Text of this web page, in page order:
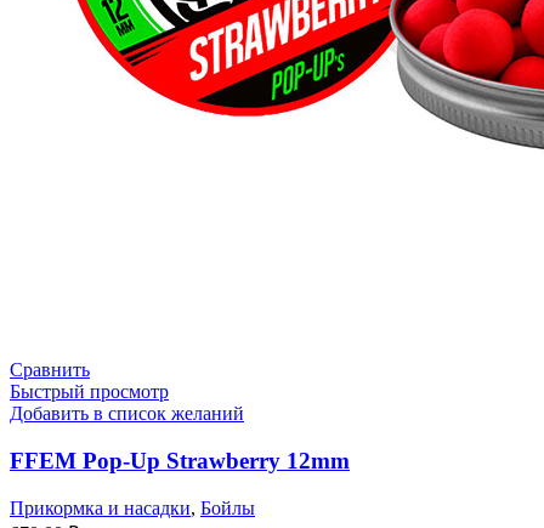
Сравнить
Быстрый просмотр
Добавить в список желаний
FFEM Pop-Up Strawberry 12mm
Прикормка и насадки, Бойлы